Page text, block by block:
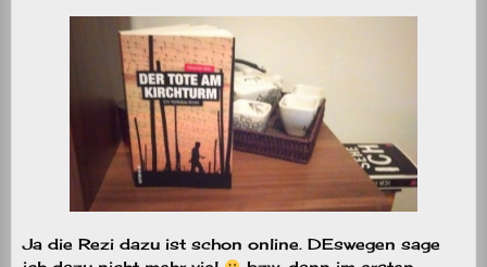
Ja die Rezi dazu ist schon online. DEswegen sage